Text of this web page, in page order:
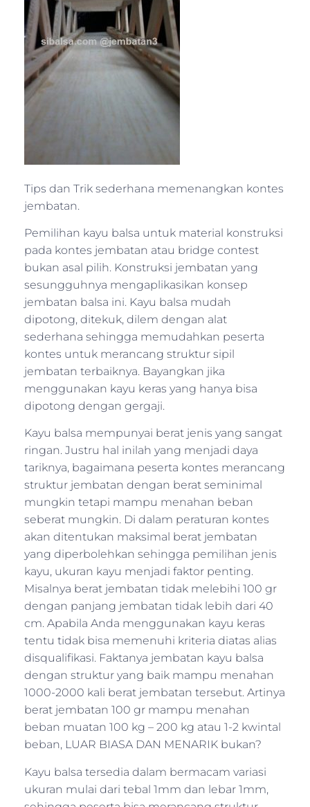
Tips dan Trik sederhana memenangkan kontes
jembatan.
Pemilihan kayu balsa untuk material konstruksi
pada kontes jembatan atau bridge contest
bukan asal pilih. Konstruksi jembatan yang
sesungguhnya mengaplikasikan konsep
jembatan balsa ini. Kayu balsa mudah
dipotong, ditekuk, dilem dengan alat
sederhana sehingga memudahkan peserta
kontes untuk merancang struktur sipil
jembatan terbaiknya. Bayangkan jika
menggunakan kayu keras yang hanya bisa
dipotong dengan gergaji.
Kayu balsa mempunyai berat jenis yang sangat
ringan. Justru hal inilah yang menjadi daya
tariknya, bagaimana peserta kontes merancang
struktur jembatan dengan berat seminimal
mungkin tetapi mampu menahan beban
seberat mungkin. Di dalam peraturan kontes
akan ditentukan maksimal berat jembatan
yang diperbolehkan sehingga pemilihan jenis
kayu, ukuran kayu menjadi faktor penting.
Misalnya berat jembatan tidak melebihi 100 gr
dengan panjang jembatan tidak lebih dari 40
cm. Apabila Anda menggunakan kayu keras
tentu tidak bisa memenuhi kriteria diatas alias
disqualifikasi. Faktanya jembatan kayu balsa
dengan struktur yang baik mampu menahan
1000-2000 kali berat jembatan tersebut. Artinya
berat jembatan 100 gr mampu menahan
beban muatan 100 kg – 200 kg atau 1-2 kwintal
beban, LUAR BIASA DAN MENARIK bukan?
Kayu balsa tersedia dalam bermacam variasi
ukuran mulai dari tebal 1mm dan lebar 1mm,